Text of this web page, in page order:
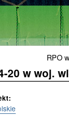
RPO
20 w woj.